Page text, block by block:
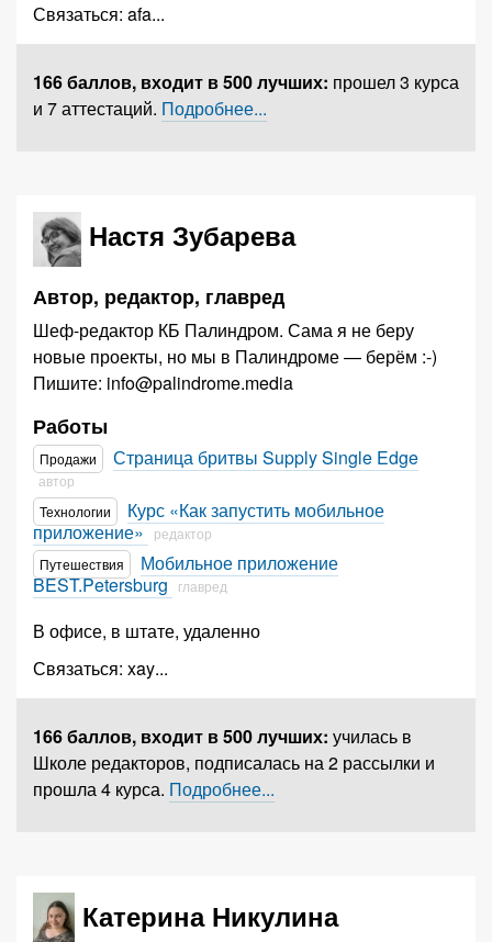
Связаться: afa...
166 баллов, входит в 500 лучших: прошел 3 курса
и 7 аттестаций. Подробнее...
Настя Зубарева
Автор, редактор, главред
Шеф-редактор КБ Палиндром. Сама я не беру
новые проекты, но мы в Палиндроме — берём :-)
Пишите: info@palindrome.media
Работы
Продажи Страница бритвы Supply Single Edge
автор
Технологии
Курс «Как запустить мобильное
приложение» редактор
Путешествия
Мобильное приложение
BEST.Petersburg главред
В офисе, в штате, удаленно
Связаться: xay...
166 баллов, входит в 500 лучших: училась в
Школе редакторов, подписалась на 2 рассылки и
прошла 4 курса. Подробнее...
Катерина Никулина